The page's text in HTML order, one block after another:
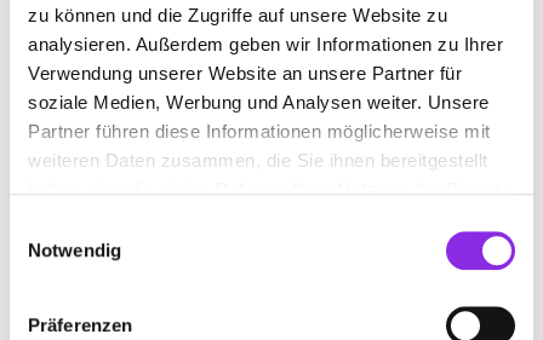
zu können und die Zugriffe auf unsere Website zu
analysieren. Außerdem geben wir Informationen zu Ihrer
Verwendung unserer Website an unsere Partner für
soziale Medien, Werbung und Analysen weiter. Unsere
Partner führen diese Informationen möglicherweise mit
weiteren Daten zusammen, die Sie ihnen bereitgestellt
Notwendig
Präferenzen
Johannes Wellesweiler, 15.11.2025, 14.11 Uhr
KUV Blau-Gelb Wiebelskirchen: Kinderkappensitzung
Kulturhaus Wiebelskirchen, 08.02.2026, 15.11 Uhr
KUV Blau-Gelb Wiebelskirchen: Närrisches Gericht,
Kulturhaus Wiebelskirchen, 12.02.2026, 19.11 Uhr
Rosenmontagstreiben
in der Funkennarrhalla, Montag,